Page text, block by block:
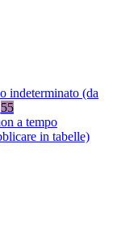
indeterminato (da
55
a tempo
in tabelle)